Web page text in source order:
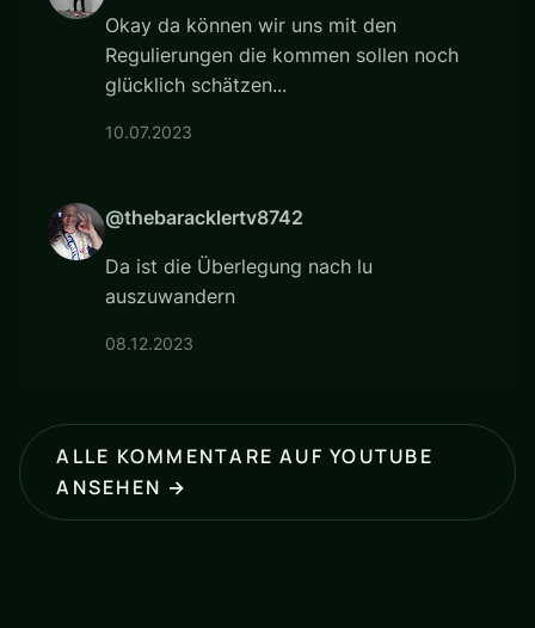
Okay da können wir uns mit den
Regulierungen die kommen sollen noch
glücklich schätzen...
10.07.2023
@thebaracklertv8742
Da ist die Überlegung nach lu
auszuwandern
08.12.2023
ALLE KOMMENTARE AUF YOUTUBE
ANSEHEN →